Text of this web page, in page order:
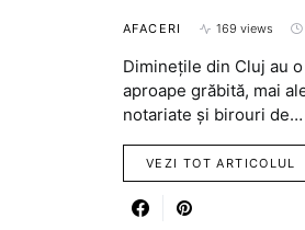
AFACERI 169 views
Diminețile din Cluj au
aproape grăbită, mai
notariate și birouri de…
VEZI TOT ARTICOLUL